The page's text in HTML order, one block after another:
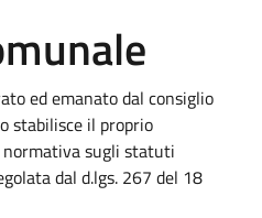
ed emanato dal consiglio
stabilisce il proprio
normativa sugli statuti
dal d.lgs. 267 del 18